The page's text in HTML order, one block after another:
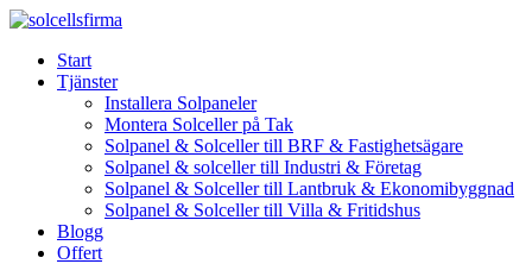
Skip
contentStart
Tjänster
Installera Solpaneler
Montera Solceller på Tak
Solpanel & Solceller till BRF & Fastighetsägare
Solpanel & solceller till Industri & Företag
Solpanel & Solceller till Lantbruk & Ekonomibyggnad
Solpanel & Solceller till Villa & Fritidshus
Blogg
Offert